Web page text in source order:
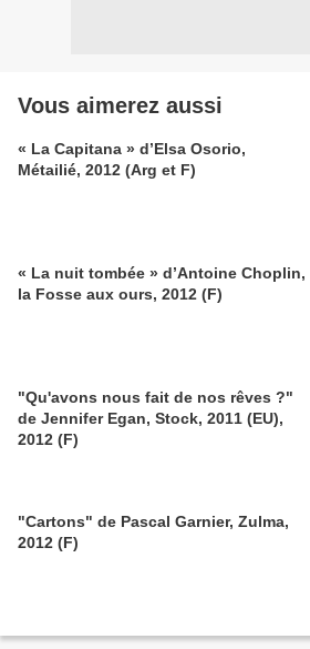
Vous aimerez aussi
« La Capitana » d’Elsa Osorio,
Métailié, 2012 (Arg et F)
« La nuit tombée » d’Antoine Choplin,
la Fosse aux ours, 2012 (F)
"Qu'avons nous fait de nos rêves ?"
de Jennifer Egan, Stock, 2011 (EU),
2012 (F)
"Cartons" de Pascal Garnier, Zulma,
2012 (F)